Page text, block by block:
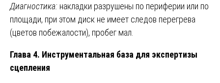
Диагностика: накладки разрушены по периферии или по
площади, при этом диск не имеет следов перегрева
(цветов побежалости), пробег мал.
Глава 4. Инструментальная база для экспертизы
сцепления